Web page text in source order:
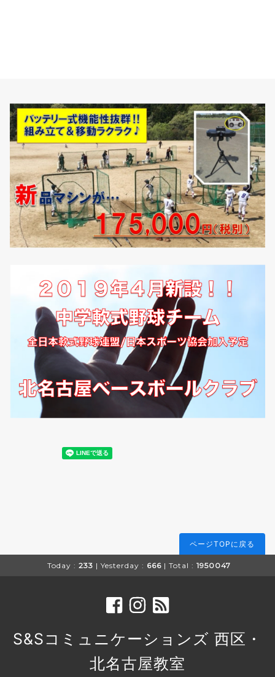
ページTOPに戻る
Today : 233 | Yesterday : 666 | Total : 1950047
S&Sコミュニケーションズ 西区・
北名古屋教室